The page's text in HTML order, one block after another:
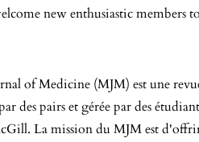
new enthusiastic
of Medicine (MJM) est une
des pairs et gérée par des
La mission du MJM est